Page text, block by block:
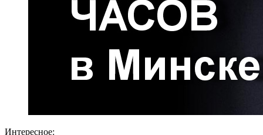
Интересное: